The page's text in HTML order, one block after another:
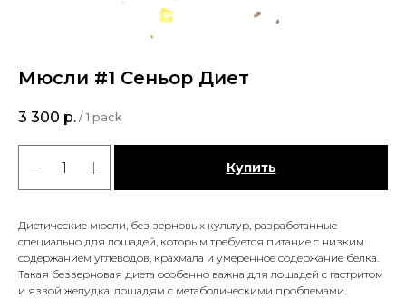
Мюсли #1 Сеньор Диет
3 300 р. / 1 pack
Купить
Диетические мюсли, без зерновых культур, разработанные
специально для лошадей, которым требуется питание с низким
содержанием углеводов, крахмала и умеренное содержание белка.
Такая беззерновая диета особенно важна для лошадей с гастритом
и язвой желудка, лошадям с метаболическими проблемами.